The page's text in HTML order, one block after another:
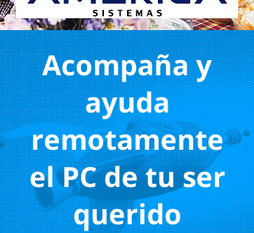
Acompaña y
ayuda
remotamente
el PC de tu ser
querido